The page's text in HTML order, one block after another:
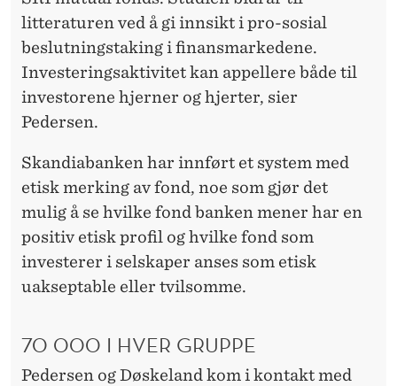
litteraturen ved å gi innsikt i pro-sosial
beslutningstaking i finansmarkedene.
Investeringsaktivitet kan appellere både til
investorene hjerner og hjerter, sier
Pedersen.
Skandiabanken har innført et system med
etisk merking av fond, noe som gjør det
mulig å se hvilke fond banken mener har en
positiv etisk profil og hvilke fond som
investerer i selskaper anses som etisk
uakseptable eller tvilsomme.
70 000 I HVER GRUPPE
Pedersen og Døskeland kom i kontakt med